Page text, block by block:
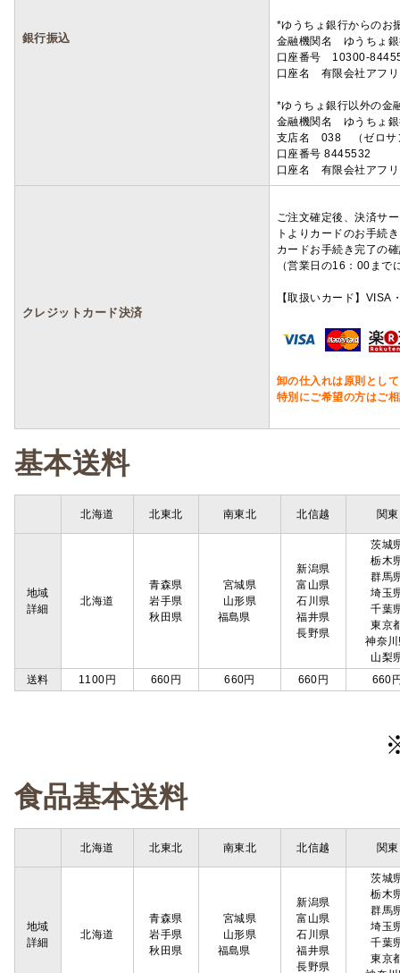
銀行振込
*ゆうちょ銀行からのお
金融機関名 ゆうちょ
口座番号 10300-
口座名 有限会社アフ
*ゆうちょ銀行以外の金
金融機関名 ゆうちょ
支店名 038 （ゼロサ
口座番号 8445532
口座名 有限会社アフ
クレジットカード決済
ご注文確定後、決済サ
トよりカードのお手続
カードお手続き完了の
（営業日の16：00ま
【取扱いカード】
卸の仕入れは原則とし
特別にご希望の方はご
基本送料
北海道 北東北 南東北 北信越 関東
地域
詳細
北海道
青森県
岩手県
秋田県
宮城県
山形県
福島県
新潟県
富山県
石川県
福井県
長野県
茨城
栃木
群馬
埼玉
千葉
東京
神奈
山梨
送料
1100円 660円 660円 660円 660
食品基本送料
北海道 北東北 南東北 北信越 関東
地域
詳細
北海道
青森県
岩手県
秋田県
宮城県
山形県
福島県
新潟県
富山県
石川県
福井県
長野県
茨城
栃木
群馬
埼玉
千葉
東京